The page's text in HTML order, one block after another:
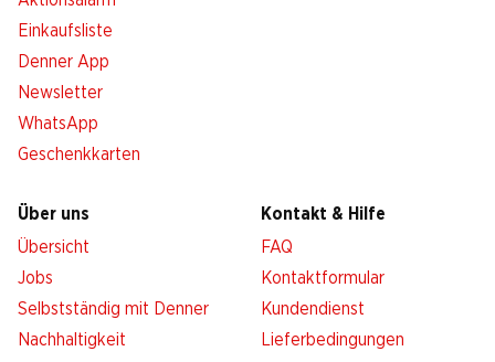
Einkaufsliste
Denner App
Newsletter
WhatsApp
Geschenkkarten
Über uns
Übersicht
Jobs
Selbstständig mit Denner
Nachhaltigkeit
Kontakt & Hilfe
FAQ
Kontaktformular
Kundendienst
Lieferbedingungen